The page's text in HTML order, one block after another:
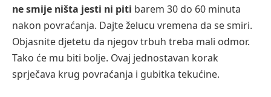
ne smije ništa jesti ni piti barem 30 do 60 minuta
nakon povraćanja. Dajte želucu vremena da se smiri.
Objasnite djetetu da njegov trbuh treba mali odmor.
Tako će mu biti bolje. Ovaj jednostavan korak
sprječava krug povraćanja i gubitka tekućine.